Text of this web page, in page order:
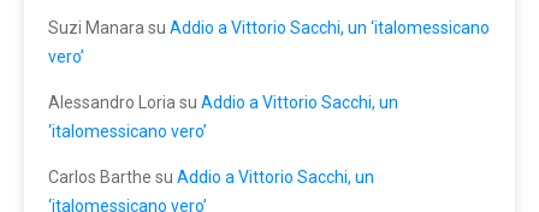
Suzi Manara su Addio a Vittorio Sacchi, un ‘italomessicano
vero’
Alessandro Loria su Addio a Vittorio Sacchi, un
‘italomessicano vero’
Carlos Barthe su Addio a Vittorio Sacchi, un
‘italomessicano vero’